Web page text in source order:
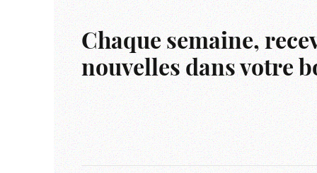
Chaque semaine,
nouvelles dans votre